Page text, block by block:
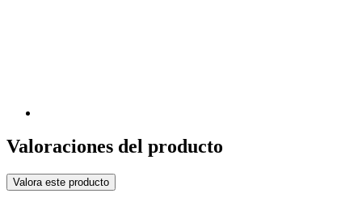
Valoraciones del producto
Valora este producto